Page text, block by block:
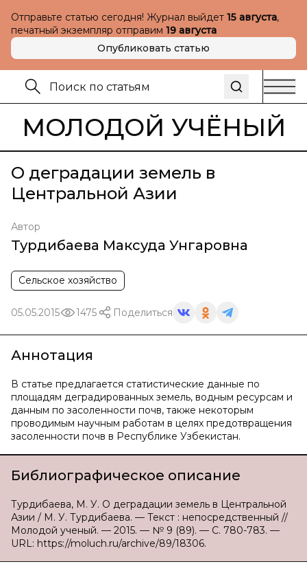
Отправьте статью сегодня! Журнал выйдет 15 августа,
печатный экземпляр отправим 19 августа
Опубликовать статью
МОЛОДОЙ УЧЁНЫЙ
О деградации земель в
Центральной Азии
Автор
Турдибаева Максуда Унгаровна
Сельское хозяйство
05.05.2015 1475 Поделиться
Аннотация
В статье предлагается статистические данные по
площадям деградированных земель, водным ресурсам и
данным по засоленности почв, также некоторым
проводимым научным работам в целях предотвращения
засоленности почв в Республике Узбекистан.
Библиографическое описание
Турдибаева, М. У. О деградации земель в Центральной
Азии / М. У. Турдибаева. — Текст : непосредственный //
Молодой ученый. — 2015. — № 9 (89). — С. 780-783. —
URL: https://moluch.ru/archive/89/18306.